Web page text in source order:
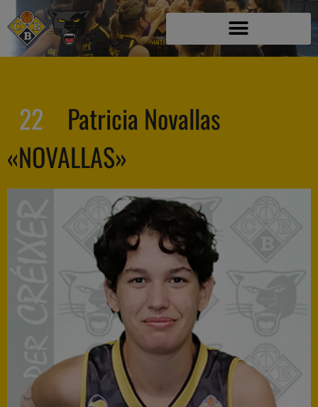
22
Patricia Novallas
«NOVALLAS»